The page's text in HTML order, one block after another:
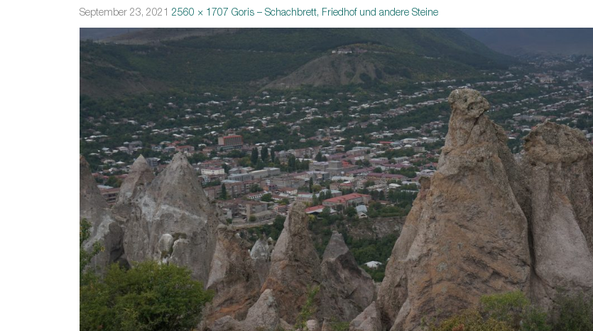
September 23, 2021 2560 × 1707 Goris – Schachbrett, Friedhof und andere Steine